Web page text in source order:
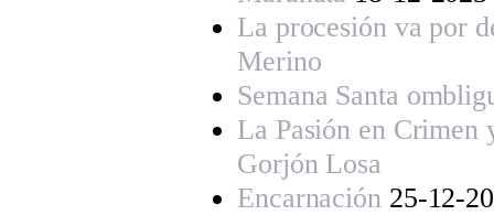
La procesión va por
Merino
Semana Santa
La Pasión en Crimen
Gorjón Losa
Encarnación25-12-